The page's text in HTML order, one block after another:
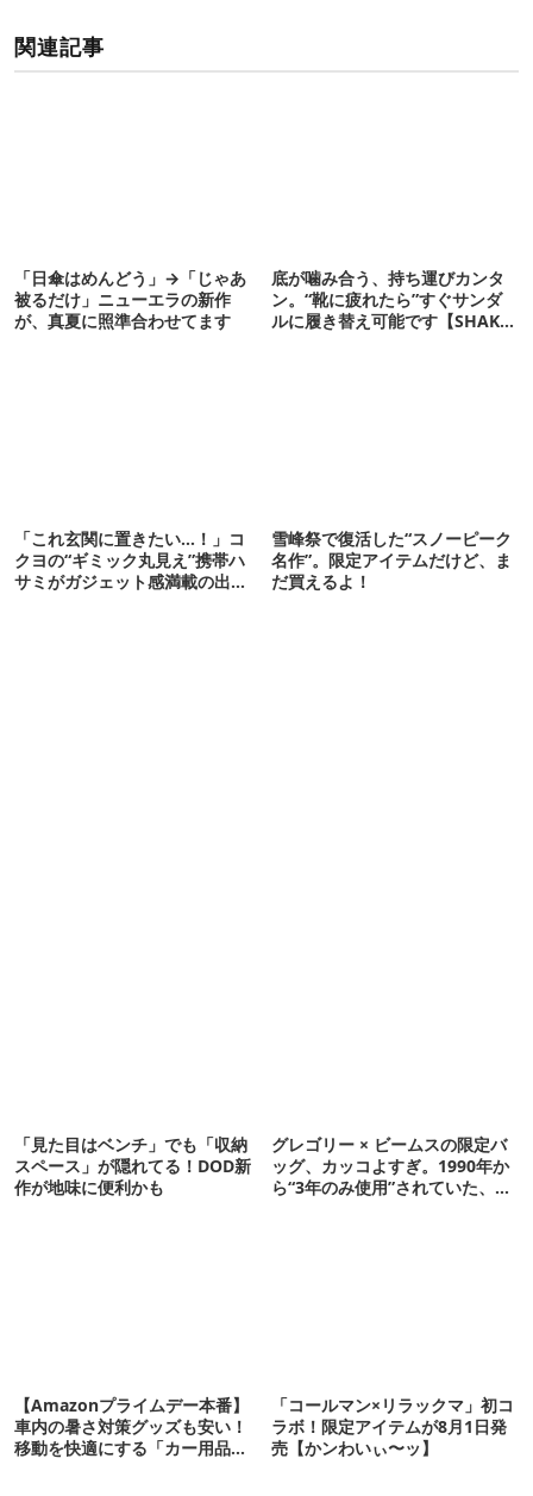
関連記事
「日傘はめんどう」→「じゃあ
被るだけ」ニューエラの新作
が、真夏に照準合わせてます
底が噛み合う、持ち運びカンタ
ン。“靴に疲れたら”すぐサンダ
ルに履き替え可能です【SHAKA
「これ玄関に置きたい…！」コ
クヨの“ギミック丸見え”携帯ハ
サミがガジェット感満載の出来
雪峰祭で復活した“スノーピーク
名作”。限定アイテムだけど、ま
だ買えるよ！
「見た目はベンチ」でも「収納
スペース」が隠れてる！DOD新
作が地味に便利かも
グレゴリー × ビームスの限定バ
ッグ、カッコよすぎ。1990年か
ら“3年のみ使用”されていた、紫
【Amazonプライムデー本番】
車内の暑さ対策グッズも安い！
移動を快適にする「カー用品」
「コールマン×リラックマ」初コ
ラボ！限定アイテムが8月1日発
売【かンわいぃ〜ッ】